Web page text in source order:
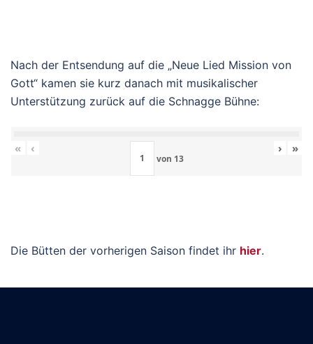
Nach der Entsendung auf die „Neue Lied Mission von
Gott“ kamen sie kurz danach mit musikalischer
Unterstützung zurück auf die Schnagge Bühne:
« ‹
von 13
› »
Die Bütten der vorherigen Saison findet ihr hier.